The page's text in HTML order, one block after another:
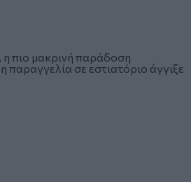
πιο μακρινή παράδοση
σε εστιατόριο άγγιξε